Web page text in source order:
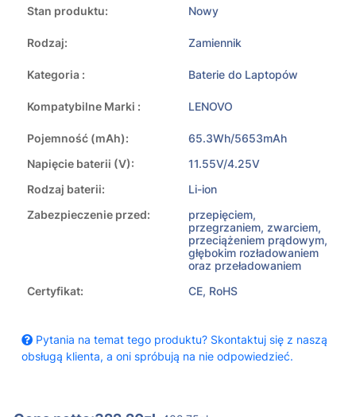
Stan produktu: Nowy
Rodzaj: Zamiennik
Kategoria : Baterie do Laptopów
Kompatybilne Marki : LENOVO
Pojemność (mAh):
65.3Wh/5653mAh
Napięcie baterii (V):
11.55V/4.25V
Rodzaj baterii:
Li-ion
Zabezpieczenie przed:
przepięciem,
przegrzaniem, zwarciem,
przeciążeniem prądowym,
głębokim rozładowaniem
oraz przeładowaniem
Certyfikat:
CE, RoHS
Pytania na temat tego produktu? Skontaktuj się z naszą
obsługą klienta, a oni spróbują na nie odpowiedzieć.